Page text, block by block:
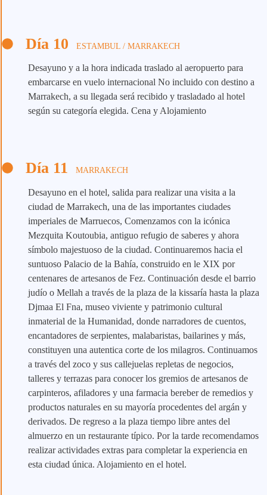
Día 10 ESTAMBUL / MARRAKECH
Desayuno y a la hora indicada traslado al aeropuerto para
embarcarse en vuelo internacional No incluido con destino a
Marrakech, a su llegada será recibido y trasladado al hotel
según su categoría elegida. Cena y Alojamiento
Día 11 MARRAKECH
Desayuno en el hotel, salida para realizar una visita a la
ciudad de Marrakech, una de las importantes ciudades
imperiales de Marruecos, Comenzamos con la icónica
Mezquita Koutoubia, antiguo refugio de saberes y ahora
símbolo majestuoso de la ciudad. Continuaremos hacia el
suntuoso Palacio de la Bahía, construido en le XIX por
centenares de artesanos de Fez. Continuación desde el barrio
judío o Mellah a través de la plaza de la kissaría hasta la plaza
Djmaa El Fna, museo viviente y patrimonio cultural
inmaterial de la Humanidad, donde narradores de cuentos,
encantadores de serpientes, malabaristas, bailarines y más,
constituyen una autentica corte de los milagros. Continuamos
a través del zoco y sus callejuelas repletas de negocios,
talleres y terrazas para conocer los gremios de artesanos de
carpinteros, afiladores y una farmacia bereber de remedios y
productos naturales en su mayoría procedentes del argán y
derivados. De regreso a la plaza tiempo libre antes del
almuerzo en un restaurante típico. Por la tarde recomendamos
realizar actividades extras para completar la experiencia en
esta ciudad única. Alojamiento en el hotel.